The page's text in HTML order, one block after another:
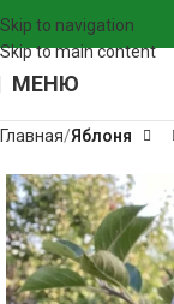
Skip to navigation
Skip to main content
МЕНЮ
Главная Яблоня